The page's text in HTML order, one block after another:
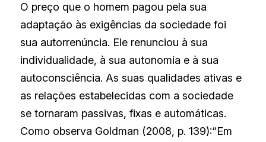
O preço que o homem pagou pela sua
adaptação às exigências da sociedade foi
sua autorrenúncia. Ele renunciou à sua
individualidade, à sua autonomia e à sua
autoconsciência. As suas qualidades ativas e
as relações estabelecidas com a sociedade
se tornaram passivas, fixas e automáticas.
Como observa Goldman (2008, p. 139):“Em